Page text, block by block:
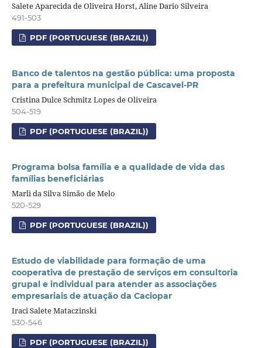
Salete Aparecida de Oliveira Horst, Aline Dario Silveira
491-503
PDF (PORTUGUESE (BRAZIL))
Banco de talentos na gestão pública: uma proposta
para a prefeitura municipal de Cascavel-PR
Cristina Dulce Schmitz Lopes de Oliveira
504-519
PDF (PORTUGUESE (BRAZIL))
Programa bolsa família e a qualidade de vida das
famílias beneficiárias
Marli da Silva Simão de Melo
520-529
PDF (PORTUGUESE (BRAZIL))
Estudo de viabilidade para formação de uma
cooperativa de prestação de serviços em consultoria
grupal e individual para atender as associações
empresariais de atuação da Caciopar
Iraci Salete Mataczinski
530-546
PDF (PORTUGUESE (BRAZIL))